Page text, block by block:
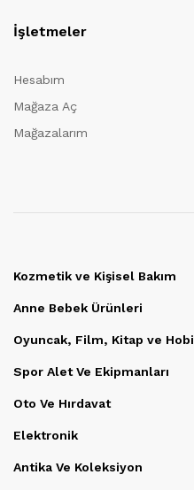
İşletmeler
Hesabım
Mağaza Aç
Mağazalarım
Kozmetik ve Kişisel Bakım
Anne Bebek Ürünleri
Oyuncak, Film, Kitap ve Hobi
Spor Alet Ve Ekipmanları
Oto Ve Hırdavat
Elektronik
Antika Ve Koleksiyon